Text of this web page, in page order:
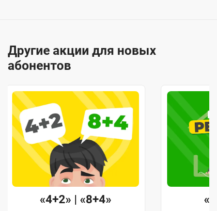
Другие акции для новых
абонентов
«4+2» | «8+4»